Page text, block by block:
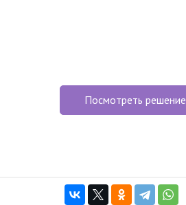
Посмотреть решение